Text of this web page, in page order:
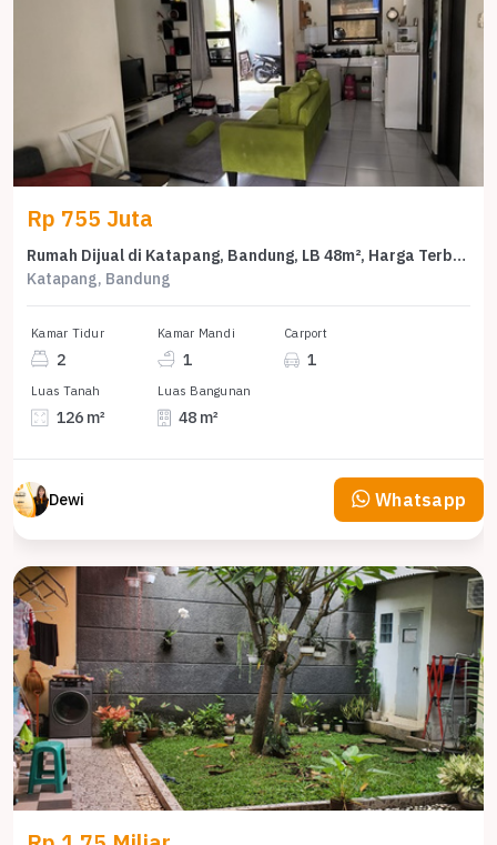
Rp 755 Juta
Rumah Dijual di Katapang, Bandung, LB 48m², Harga Terbaik!
Katapang, Bandung
Kamar Tidur
2
Kamar Mandi
1
Carport
1
Luas Tanah
126 m²
Luas Bangunan
48 m²
Dewi Whatsapp